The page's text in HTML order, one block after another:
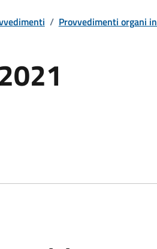
/ Provvedimenti organi